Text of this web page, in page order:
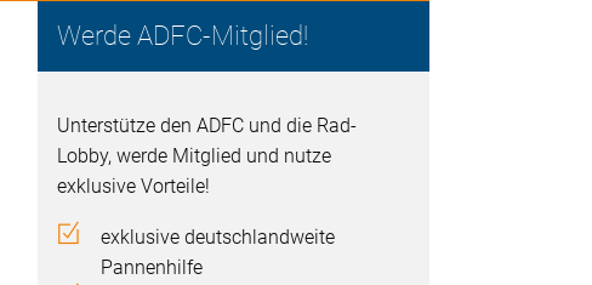
Werde ADFC-Mitglied!
Unterstütze den ADFC und die Rad-
Lobby, werde Mitglied und nutze
exklusive Vorteile!
exklusive deutschlandweite
Pannenhilfe